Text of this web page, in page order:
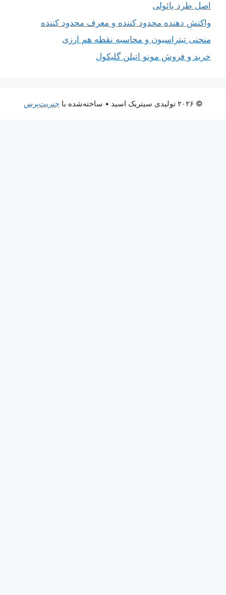
پائولی
محدود کننده و معرف محدود کننده
و محاسبه نقطه هم ارزی
مونو اتیلن گلیکول
• ساخته‌شده با جنریت‌پرس